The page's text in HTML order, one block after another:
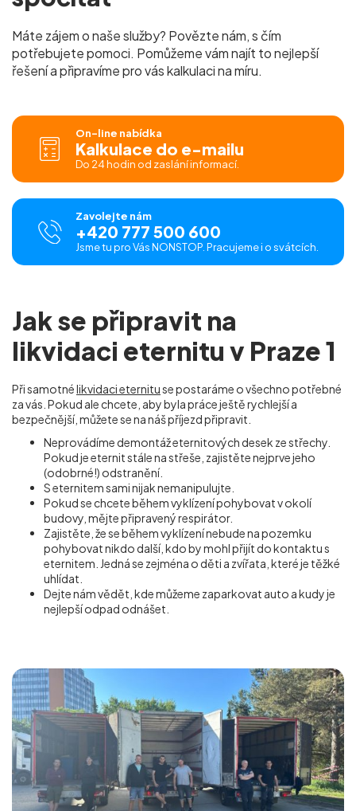
Máte zájem o naše služby? Povězte nám, s čím
potřebujete pomoci. Pomůžeme vám najít to nejlepší
řešení a připravíme pro váskalkulaci na míru.
On-line nabídka
Kalkulace do e-mailu
Do 24 hodin od zaslání informací.
Zavolejte nám
+420 777 500 600
Jsme tu pro Vás NONSTOP. Pracujeme i o svátcích.
Jak se připravit na
likvidaci eternitu v Praze 1
Při samotnélikvidaci eternituse postaráme o všechno potřebné
za vás. Pokud ale chcete, aby byla práce ještě rychlejší a
bezpečnější, můžete se na náš příjezd připravit.
Neprovádíme demontáž eternitových desek ze střechy.
Pokud je eternit stále na střeše, zajistěte nejprve jeho
(odobrné!) odstranění.
S eternitem sami nijak nemanipulujte.
Pokud se chcete během vyklízení pohybovat v okolí
budovy, mějte připravený respirátor.
Zajistěte, že se během vyklízení nebude na pozemku
pohybovat nikdo další, kdo by mohl přijít do kontaktu s
eternitem. Jedná se zejména o děti a zvířata, které je těžké
uhlídat.
Dejte nám vědět, kde můžeme zaparkovat auto a kudy je
nejlepší odpad odnášet.